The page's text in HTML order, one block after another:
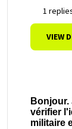
1
VIEW
vérifier
militaire